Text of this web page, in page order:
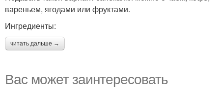
вареньем, ягодами или фруктами.
Ингредиенты:
читать дальше →
Вас может заинтересовать